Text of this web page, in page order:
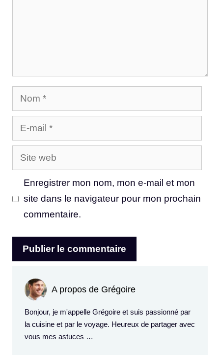
Nom
E-
mail
Site
web
Enregistrer mon nom, mon e-mail et mon
site dans le navigateur pour mon prochain
commentaire.
A propos de Grégoire
Bonjour, je m'appelle Grégoire et suis passionné par
la cuisine et par le voyage. Heureux de partager avec
vous mes astuces …